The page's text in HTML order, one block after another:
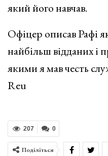
який його навчав.
Офіцер описав Рафі
найбільш відданих і
якими я мав честь
Reu
0
207
Поділіться